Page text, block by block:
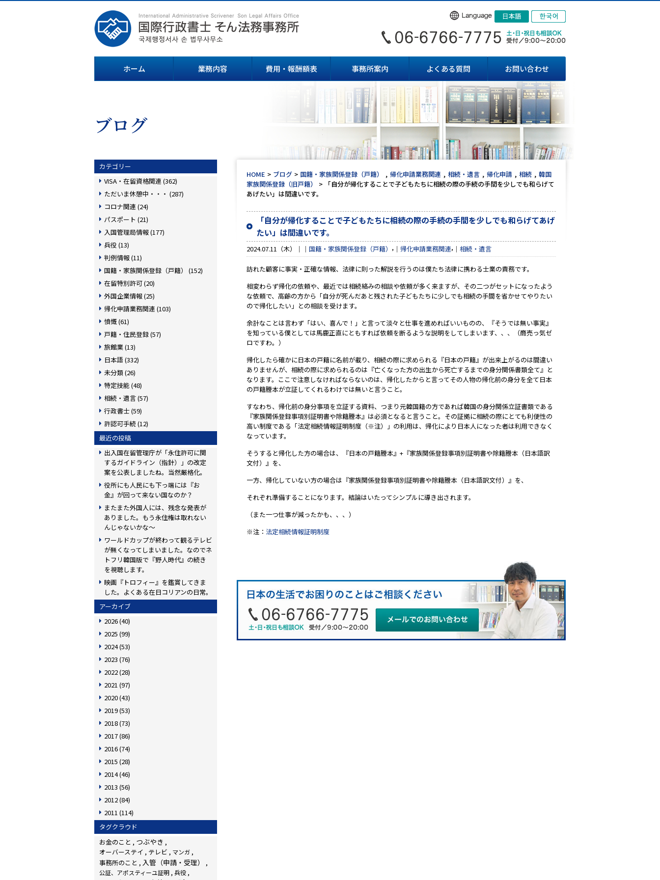
ホーム 業務内容 費用・報酬額表 事務所案内 よくある質問 お問い合わせ
ブログ
HOME ブログ 国籍・家族関係登録（戸籍） 帰化申請業務関連 相続・遺言 帰化申請 相続
韓国
家族関係登録（旧戸籍）
「自分が帰化することで子どもたちに相続の際の手続の手間を少しでも和らげて
あげたい」は間違いです。
「自分が帰化することで子どもたちに相続の際の手続の手間を少しでも和らげてあげ
たい」は間違いです。
2024.07.11（木） 国籍・家族関係登録（戸籍） , 帰化申請業務関連, 相続・遺言
訪れた顧客に事実・正確な情報、法律に則った解説を行うのは僕たち法律に携わる士業の責務です。
相変わらず帰化の依頼や、最近では相続絡みの相談や依頼が多く来ますが、その二つがセットになったよう
な依頼で、高齢の方から「自分が死んだあと残された子どもたちに少しでも相続の手間を省かせてやりたい
ので帰化したい」との相談を受けます。
余計なことは言わず「はい、喜んで！」と言って淡々と仕事を進めればいいものの、『そうでは無い事実』
を知っている僕としては馬鹿正直にともすれば依頼を断るような説明をしてしまいます、、、（商売っ気ゼ
ロですわ。）
帰化したら確かに日本の戸籍に名前が載り、相続の際に求められる『日本の戸籍』が出来上がるのは間違い
ありませんが、相続の際に求められるのは『亡くなった方の出生から死亡するまでの身分関係書類全て』と
なります。ここで注意しなければならないのは、帰化したからと言ってその人物の帰化前の身分を全て日本
の戸籍謄本が立証してくれるわけでは無いと言うこと。
すなわち、帰化前の身分事項を立証する資料、つまり元韓国籍の方であれば韓国の身分関係立証書類である
『家族関係登録事項別証明書や除籍謄本』は必須となると言うこと。その証拠に相続の際にとても利便性の
高い制度である「法定相続情報証明制度（※注）」の利用は、帰化により日本人になった者は利用できなく
なっています。
そうすると帰化した方の場合は、『日本の戸籍謄本』+『家族関係登録事項別証明書や除籍謄本（日本語訳
文付）』を、
一方、帰化していない方の場合は『家族関係登録事項別証明書や除籍謄本（日本語訳文付）』を、
それぞれ準備することになります。結論はいたってシンプルに導き出されます。
（また一つ仕事が減ったかも、、、）
※注： 法定相続情報証明制度
カテゴリー
VISA・在留資格関連 (362)
ただいま休憩中・・・ (287)
コロナ関連 (24)
パスポート (21)
入国管理局情報 (177)
兵役 (13)
判例情報 (11)
国籍・家族関係登録（戸籍） (152)
在留特別許可 (20)
外国企業情報 (25)
帰化申請業務関連 (103)
憤慨 (61)
戸籍・住民登録 (57)
旅館業 (13)
日本語 (332)
未分類 (26)
特定技能 (48)
相続・遺言 (57)
行政書士 (59)
許認可手続 (12)
最近の投稿
出入国在留管理庁が「永住許可に関
するガイドライン（指針）」の改定
案を公表しましたね。当然厳格化。
役所にも人民にも下っ端には『お
金』が回って来ない国なのか？
またまた外国人には、残念な発表が
ありました。もう永住権は取れない
んじゃないかな〜
ワールドカップが終わって観るテレビ
が無くなってしまいました。なのでネ
トフリ韓国版で『野人時代』の続き
を視聴します。
映画『トロフィー』を鑑賞してきま
した。よくある在日コリアンの日常。
アーカイブ
2026(40)
2025 (99)
2024(53)
2023 (76)
2022(28)
2021 (97)
2020(43)
2019(53)
2018(73)
2017(86)
2016(74)
2015 (28)
2014(46)
2013 (56)
2012(84)
2011 (114)
タグクラウド
お金のこと
つぶやき
オーバーステイ テレビ マンガ
事務所のこと 入管（申請・受理）
公証、アポスティーユ証明 兵役